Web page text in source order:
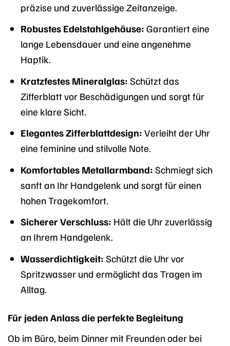
präzise und zuverlässige Zeitanzeige.
Robustes Edelstahlgehäuse: Garantiert eine
lange Lebensdauer und eine angenehme
Haptik.
Kratzfestes Mineralglas: Schützt das
Zifferblatt vor Beschädigungen und sorgt für
eine klare Sicht.
Elegantes Zifferblattdesign: Verleiht der Uhr
eine feminine und stilvolle Note.
Komfortables Metallarmband: Schmiegt sich
sanft an Ihr Handgelenk und sorgt für einen
hohen Tragekomfort.
Sicherer Verschluss: Hält die Uhr zuverlässig
an Ihrem Handgelenk.
Wasserdichtigkeit: Schützt die Uhr vor
Spritzwasser und ermöglicht das Tragen im
Alltag.
Für jeden Anlass die perfekte Begleitung
Ob im Büro, beim Dinner mit Freunden oder bei